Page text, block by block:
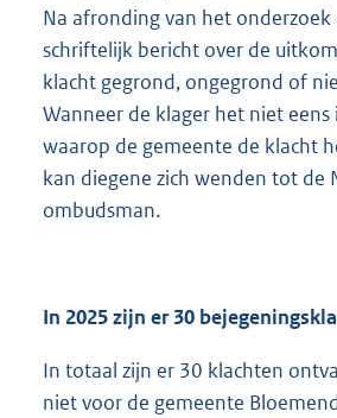
Na afronding van het
schriftelijk bericht over de
klacht gegrond, ongegrond of
Wanneer de klager het niet eens
waarop de gemeente de klacht
kan diegene zich wenden tot de
ombudsman.
In 2025 zijn er 30
In totaal zijn er 30 klachten
niet voor de gemeente